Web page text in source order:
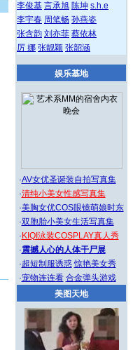
李俊基 言承旭 陈坤 s.h.e
李宇春 周笔畅 孙燕姿
张含韵 刘亦菲 蔡依林
厉 娜 张靓颖 张韶涵
娱乐基地
·AV女优圣诞装自拍写真集
·清纯小美女性感写真集
·美胸女优COS眼镜萌娘时东
·双胞胎小美女生活写真集
· KIQI泳装COSPLAY真人秀
·震撼人心的人体干尸展
·超短制服诱惑 惊艳美女秀
·宠物连连看 合金弹头游戏
美图天地